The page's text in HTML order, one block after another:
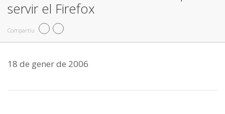
servir el Firefox
Compartiu
18 de gener de 2006